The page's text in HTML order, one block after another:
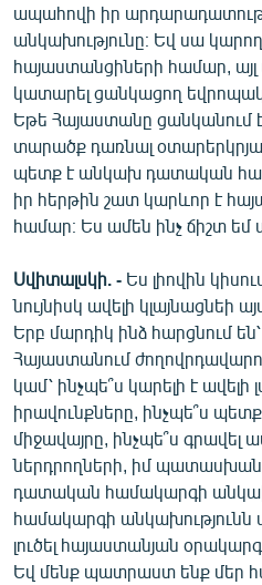
ապահովի իր
անկախությունը։ Եվ սա
հայաստանցիների համար, այլ
կատարել ցանկացող
Եթե Հայաստանը ցանկանում
տարածք դառնալ
պետք է անկախ դատական
իր հերթին շատ կարևոր է
համար։ Ես ամեն ինչ ճիշտ եմ
Սվիտալսկի. - Ես լիովին
նույնիսկ ավելի կլայնացնեի
Երբ մարդիկ ինձ հարցնում
Հայաստանում
կամ՝ ինչպե՞ս կարելի է
իրավունքները, ինչպե՞ս
միջավայրը, ինչպե՞ս գրավել
ներդրողների, իմ
դատական համակարգի
համակարգի անկախությունն
լուծել հայաստանյան
Եվ մենք պատրաստ ենք մեր